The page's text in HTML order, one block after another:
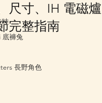
哇
底褲兔
長野角色
尺寸、IH 電磁爐
完整指南